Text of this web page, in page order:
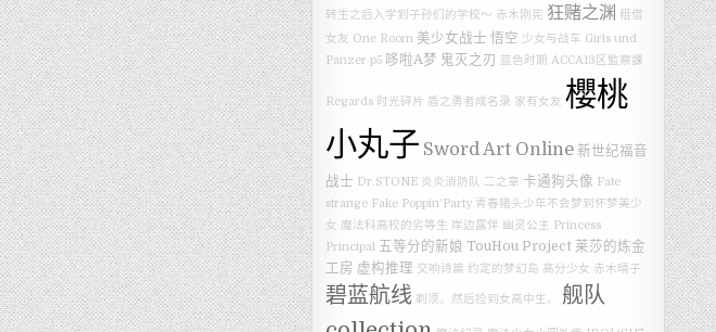
转生之后入学到子孙们的学校～ 赤木刚宪 狂赌之渊 租借
女友 One Room 美少女战士 悟空 少女与战车 Girls und
Panzer p5 哆啦A梦 鬼灭之刃 蓝色时期 ACCA13区監察課
Regards 时光碎片 盾之勇者成名录 家有女友 櫻桃
小丸子 Sword Art Online 新世纪福音
战士 Dr.STONE 炎炎消防队 二之章 卡通狗头像 Fate
strange Fake Poppin’Party 青春猪头少年不会梦到怀梦美少
女 魔法科高校的劣等生 岸边露伴 幽灵公主 Princess
Principal
五等分的新娘 TouHou Project 莱莎的炼金
工房 虚构推理 交响诗篇 约定的梦幻岛 高分少女 赤木晴子
碧蓝航线 剃须。然后捡到女高中生。
舰队